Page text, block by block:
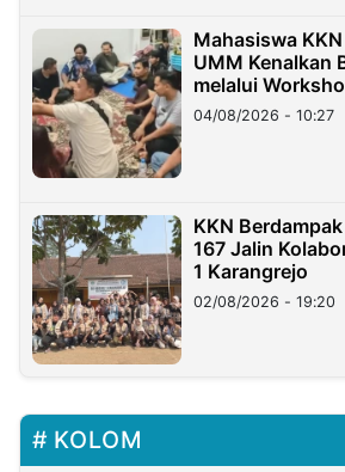
Mahasiswa
UMM Kenalkan
melalui
di Taiwan
04/08/2026 - 10:27
KKN
167 Jalin
1 Karangrejo
02/08/2026 - 19:20
KOLOM